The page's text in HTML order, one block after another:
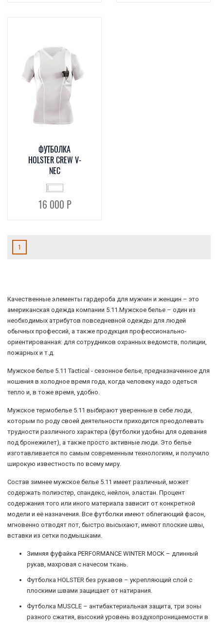
ФУТБОЛКА
HOLSTER CREW V-
NEC
16 000 Р
1
Качественные элементы гардероба для мужчин и женщин – это
американская одежда компании 5.11.Мужское белье – один из
необходимых атрибутов повседневной одежды для людей
обычных профессий, а также продукция профессионально-
ориентированная: для сотрудников охранных ведомств, полиции,
пожарных и т.д.
Мужское белье 5.11 Tactical - сезонное белье, предназначенное для
ношения в холодное время года, когда человеку надо одеться
тепло и, в тоже время, удобно.
Мужское термобелье 5.11 выбирают уверенные в себе люди,
которым по роду своей деятельности приходится преодолевать
трудности различного характера (футболки удобны для одевания
под бронежилет), а также просто активные люди. Это белье
изготавливается по самым современным технологиям, и получило
широкую известность по всему миру.
Состав зимнее мужское белье 5.11 имеет различный, может
содержать полиэстер, спандекс, нейлон, эластан. Процент
содержания того или иного материала зависит от конкретной
модели и её назначения. Все футболки имеют облегающий фасон,
мгновенно отводят пот, быстро высыхают, имеют плоские швы,
вставки из сетки подмышками.
Зимняя фуфайка PERFORMANCE WINTER MOCK – длинный
рукав, махровая с начесом ткань.
Футболка HOLSTER без рукавов – укрепляющий слой с
плоскими швами защищает от натирания.
Футболка MUSCLE – антибактериальная защита, три зоны
разного сжатия, высокий уровень воздухопроницаемости в